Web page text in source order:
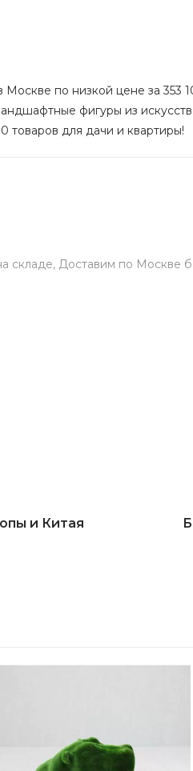
по низкой цене за 353
фигуры из
для дачи и квартиры!
складе, Доставим по Москве
и Китая